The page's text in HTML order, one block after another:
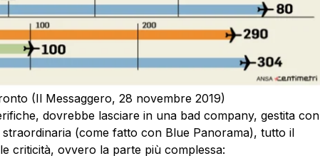
(Il Messaggero, 28 novembre 2019)
dovrebbe lasciare in una bad company, gestita con
straordinaria (come fatto con Blue Panorama), tutto il
criticità, ovvero la parte più complessa: